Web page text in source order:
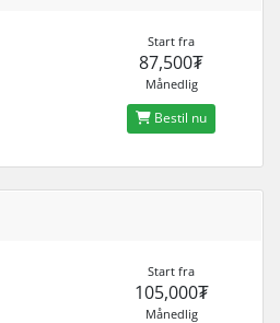
Start fra
87,500₮
Månedlig
Bestil nu
Start fra
105,000₮
Månedlig